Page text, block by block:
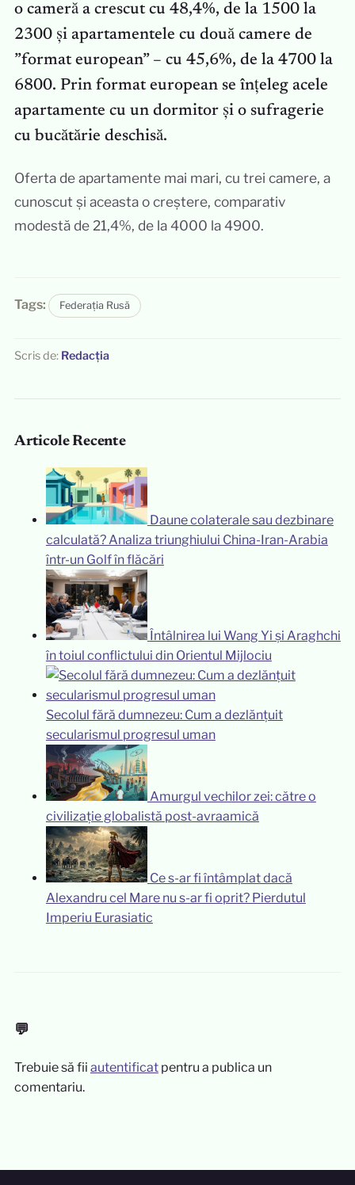
o cameră a crescut cu 48,4%, de la 1500 la
2300 și apartamentele cu două camere de
”format european” – cu 45,6%, de la 4700 la
6800. Prin format european se înțeleg acele
apartamente cu un dormitor și o sufragerie
cu bucătărie deschisă.
Oferta de apartamente mai mari, cu trei camere, a
cunoscut și aceasta o creștere, comparativ
modestă de 21,4%, de la 4000 la 4900.
Tags: Federația Rusă
Scris de: Redacția
Articole Recente
Daune colaterale sau dezbinare
calculată? Analiza triunghiului China-Iran-Arabia
într-un Golf în flăcări
Întâlnirea lui Wang Yi și Araghchi
în toiul conflictului din Orientul Mijlociu
Secolul fără dumnezeu: Cum a dezlănțuit
secularismul progresul uman
Amurgul vechilor zei: către o
civilizație globalistă post-avraamică
Ce s-ar fi întâmplat dacă
Alexandru cel Mare nu s-ar fi oprit? Pierdutul
Imperiu Eurasiatic
💬
Trebuie să fii autentificatpentru a publica un
comentariu.